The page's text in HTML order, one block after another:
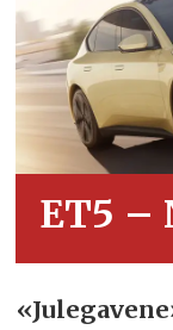
ET5 –